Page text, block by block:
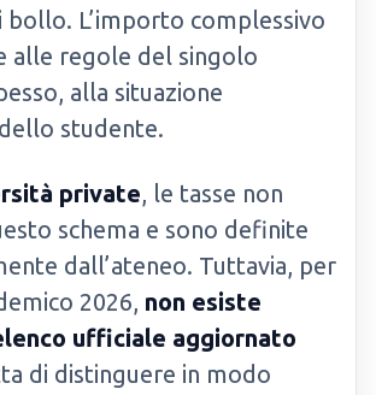
bollo. L’importo complessivo
alle regole del singolo
alla situazione
studente.
private, le tasse non
schema e sono definite
dall’ateneo. Tuttavia, per
2026, non esiste
ufficiale aggiornato
di distinguere in modo